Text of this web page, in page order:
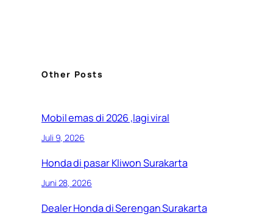
Other Posts
Mobil emas di 2026 ,lagi viral
Juli 9, 2026
Honda di pasar Kliwon Surakarta
Juni 28, 2026
Dealer Honda di Serengan Surakarta